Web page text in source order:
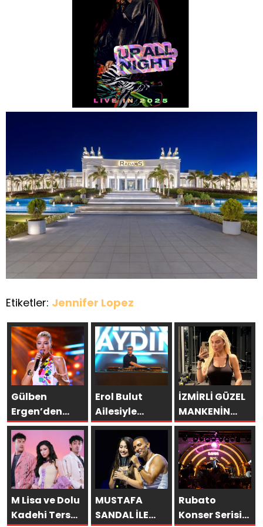
Etiketler: Jennifer Lopez
Gülben
Ergen’den
Kıbrıs’ta
Yapay Zekâ
Çıkışı
Erol Bulut
Ailesiyle
Başka
Resort’ta
Unutulmaz Bir
Tatil Yaşadı
İZMİRLİ GÜZEL
MANKENİN
KULİSLERİ
HAREKETLENDİ:
YENİ PROJELER
YOLDA!
M Lisa ve Dolu
Kadehi Ters
MUSTAFA
SANDAL İLE
Rubato
Konser Serisi